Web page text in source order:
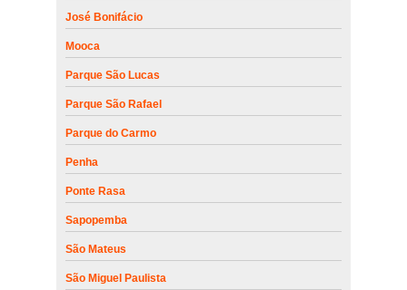
José Bonifácio
Mooca
Parque São Lucas
Parque São Rafael
Parque do Carmo
Penha
Ponte Rasa
Sapopemba
São Mateus
São Miguel Paulista